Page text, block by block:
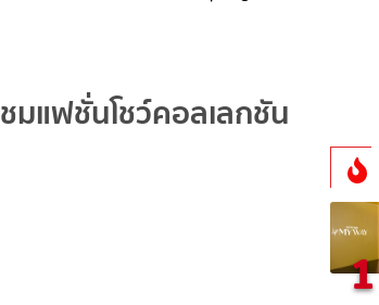
มแฟชั่นโชว์คอลเลกชัน
1